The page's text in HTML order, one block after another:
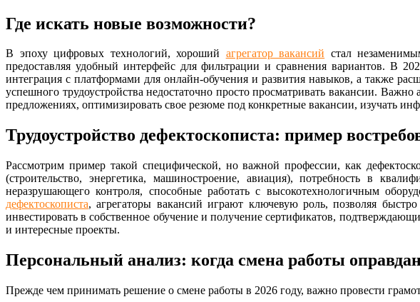
Где искать новые возможности?
В эпоху цифровых технологий, хороший агрегатор вакансий стал
предоставляя удобный интерфейс для фильтрации и сравнения вариантов. В
интеграция с платформами для онлайн-обучения и развития навыков, а также
успешного трудоустройства недостаточно просто просматривать вакансии.
предложениях, оптимизировать свое резюме под конкретные вакансии, изучать
Трудоустройство дефектоскописта: пример
Рассмотрим пример такой специфической, но важной профессии, как
(строительство, энергетика, машиностроение, авиация), потребность в
неразрушающего контроля, способные работать с высокотехнологичным
дефектоскописта, агрегаторы вакансий играют ключевую роль, позволяя
инвестировать в собственное обучение и получение сертификатов,
и интересные проекты.
Персональный анализ: когда смена работы
Прежде чем принимать решение о смене работы в 2026 году, важно провести